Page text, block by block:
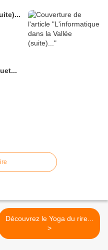
Découvrez le Yoga du rire...
>